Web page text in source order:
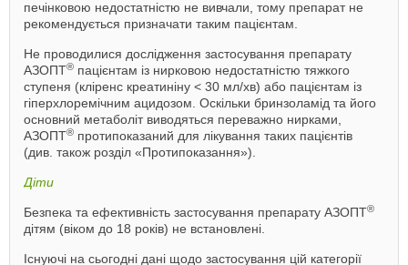
печінковою недостатністю не вивчали, тому препарат не
рекомендується призначати таким пацієнтам.
Не проводилися дослідження застосування препарату
АЗОПТ® пацієнтам із нирковою недостатністю тяжкого
ступеня (кліренс креатиніну < 30 мл/хв) або пацієнтам із
гіперхлоремічним ацидозом. Оскільки бринзоламід та його
основний метаболіт виводяться переважно нирками,
АЗОПТ® протипоказаний для лікування таких пацієнтів
(див. також розділ «Протипоказання»).
Діти
Безпека та ефективність застосування препарату АЗОПТ®
дітям (віком до 18 років) не встановлені.
Існуючі на сьогодні дані щодо застосування цій категорії